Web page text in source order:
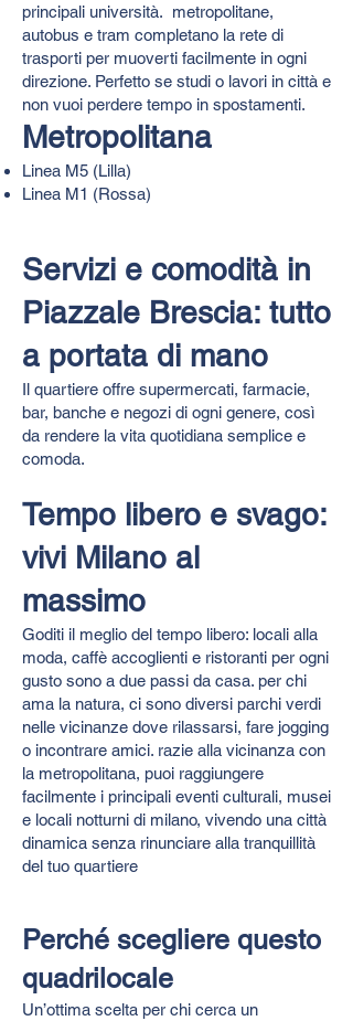
principali università. metropolitane,
autobus e tram completano la rete di
trasporti per muoverti facilmente in ogni
direzione. Perfetto se studi o lavori in città e
non vuoi perdere tempo in spostamenti.
Metropolitana
Linea M5 (Lilla)
Linea M1 (Rossa)
Servizi e comodità in
Piazzale Brescia: tutto
a portata di mano
Il quartiere offre supermercati, farmacie,
bar, banche e negozi di ogni genere, così
da rendere la vita quotidiana semplice e
comoda.
Tempo libero e svago:
vivi Milano al
massimo
Goditi il meglio del tempo libero: locali alla
moda, caffè accoglienti e ristoranti per ogni
gusto sono a due passi da casa. per chi
ama la natura, ci sono diversi parchi verdi
nelle vicinanze dove rilassarsi, fare jogging
o incontrare amici. razie alla vicinanza con
la metropolitana, puoi raggiungere
facilmente i principali eventi culturali, musei
e locali notturni di milano, vivendo una città
dinamica senza rinunciare alla tranquillità
del tuo quartiere
Perché scegliere questo
quadrilocale
Un’ottima scelta per chi cerca un